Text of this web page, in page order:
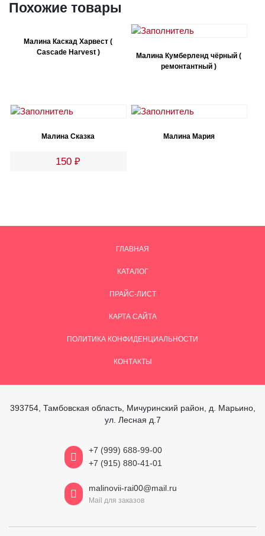
Похожие товары
Малина Каскад Харвест (
Cascade Harvest )
Малина Кумберленд чёрный (
ремонтантный )
Малина Сказка
150₽
Малина Мария
ГЛАВНАЯ
КАТАЛОГ
ПРАЙС-ЛИСТ
КАРТА САЙТА
ПОЛИТИКА КОНФИДЕНЦИАЛЬНОСТИ
КОНТАКТЫ
393754, Тамбовская область, Мичуринский район, д. Марьино,
ул. Лесная д.7
+7 (999) 688-99-00
+7 (915) 880-41-01
malinovii-rai00@mail.ru
Mail для заказов